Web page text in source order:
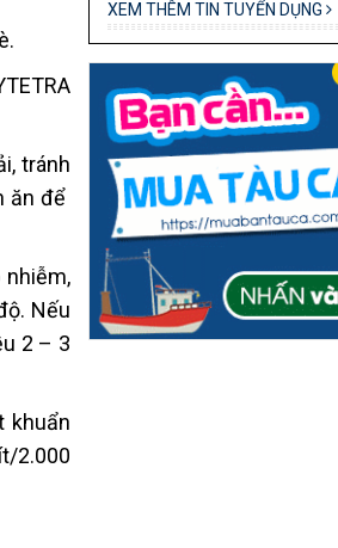
tránh
ăn để
Nếu
2 – 3
khuẩn
2.000
XEM THÊM TIN TUYỂN DỤNG